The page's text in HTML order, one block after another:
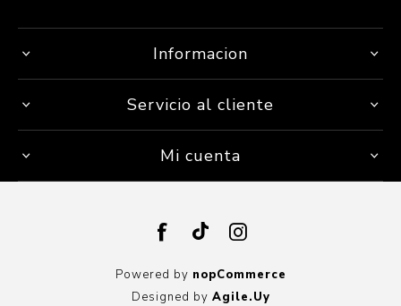
Informacion
Servicio al cliente
Mi cuenta
Powered by nopCommerce
Designed by Agile.Uy